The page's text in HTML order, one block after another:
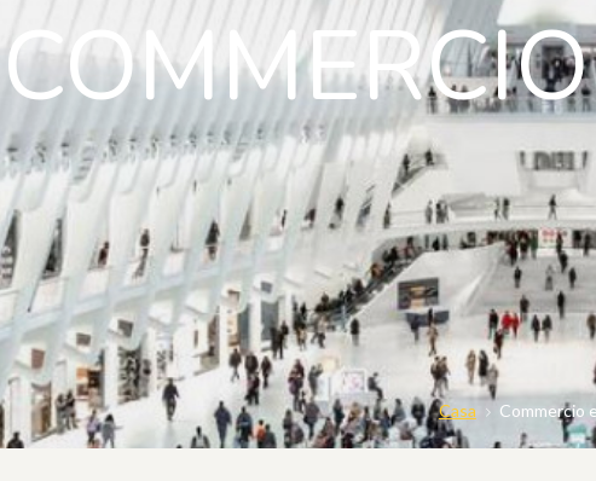
Casa Commercio